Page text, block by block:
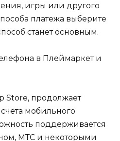
игры или другого
платежа выберите
станет основным.
Store, продолжает
мобильного
поддерживается
МТС и некоторыми